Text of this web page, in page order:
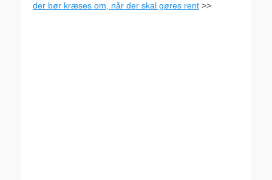
der bør kræses om, når der skal gøres rent >>